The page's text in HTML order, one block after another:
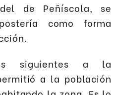
de Peñíscola, se
como forma
siguientes a la
a la población